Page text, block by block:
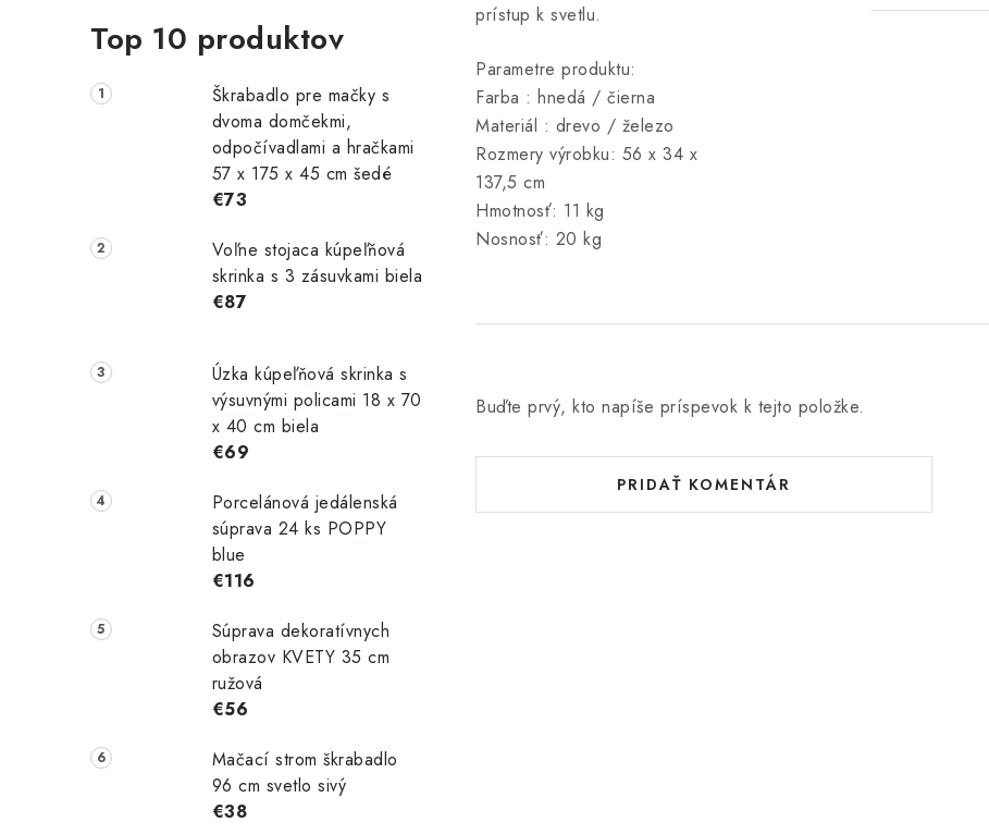
Top 10 produktov
Škrabadlo pre mačky s
dvoma domčekmi,
odpočívadlami a hračkami
57 x 175 x 45 cm šedé
€73
Voľne stojaca kúpeľňová
skrinka s 3 zásuvkami biela
€87
Úzka kúpeľňová skrinka s
výsuvnými policami 18 x 70
x 40 cm biela
€69
Porcelánová jedálenská
súprava 24 ks POPPY
blue
€116
Súprava dekoratívnych
obrazov KVETY 35 cm
ružová
€56
Mačací strom škrabadlo
96 cm svetlo sivý
€38
prístup k svetlu.
Parametre produktu:
Farba : hnedá / čierna
Materiál : drevo / železo
Rozmery výrobku: 56 x 34 x
137,5 cm
Hmotnosť: 11 kg
Nosnosť: 20 kg
Buďte prvý, kto napíše príspevok k tejto položke.
PRIDAŤ KOMENTÁR